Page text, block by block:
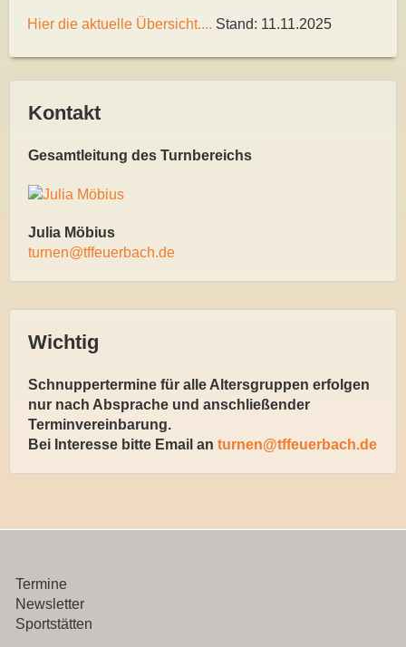
Hier die aktuelle Übersicht.... Stand: 11.11.2025
Kontakt
Gesamtleitung des Turnbereichs
Julia Möbius
turnen@tffeuerbach.de
Wichtig
Schnuppertermine für alle Altersgruppen erfolgen
nur nach Absprache und anschließender
Terminvereinbarung.
Bei Interesse bitte Email an turnen@tffeuerbach.de
Termine
Newsletter
Sportstätten